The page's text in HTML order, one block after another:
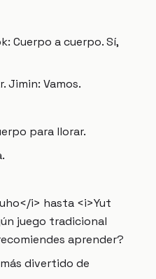
Cuerpo a cuerpo. Sí,
Jimin: Vamos.
para llorar.
i> hasta <i>Yut
juego tradicional
aprender?
divertido de